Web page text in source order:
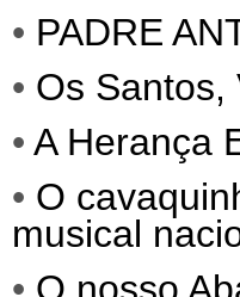
• PADRE
• Os Santos,
• A Herança
• O
musical